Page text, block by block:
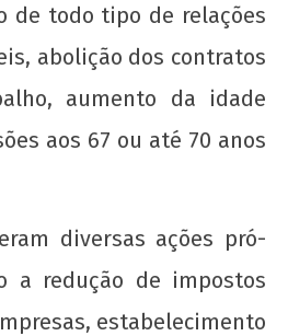
de todo tipo de relações
abolição dos contratos
aumento da idade
aos 67 ou até 70 anos
diversas ações pró-
a redução de impostos
estabelecimento